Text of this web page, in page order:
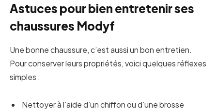
Astuces pour bien entretenir ses
chaussures Modyf
Une bonne chaussure, c’est aussi un bon entretien.
Pour conserver leurs propriétés, voici quelques réflexes
simples :
Nettoyer à l’aide d’un chiffon ou d’une brosse